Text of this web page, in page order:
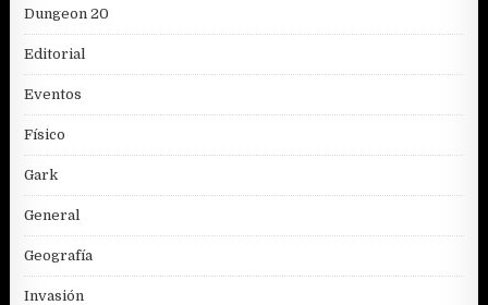
Dungeon 20
Editorial
Eventos
Físico
Gark
General
Geografía
Invasión